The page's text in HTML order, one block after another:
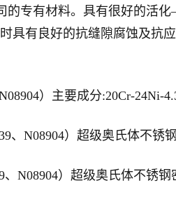
的专有材料。具有很好的活
具有良好的抗缝隙腐蚀及抗
）主要成分:20Cr-24Ni-
、N08904）超级奥氏体不锈
、N08904）超级奥氏体不锈钢